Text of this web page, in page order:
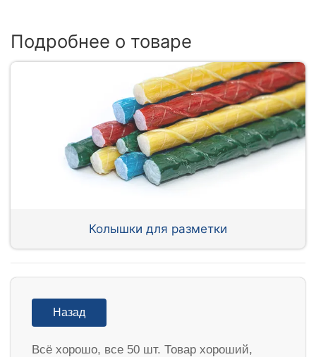
Подробнее о товаре
Колышки для разметки
Назад
Всё хорошо, все 50 шт. Товар хороший,